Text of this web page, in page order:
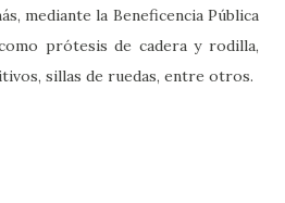
mediante la Beneficencia Pública
prótesis de cadera y rodilla,
sillas de ruedas, entre otros.